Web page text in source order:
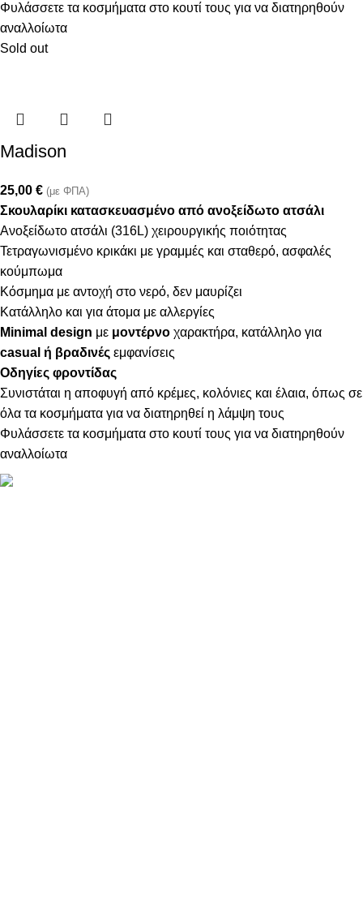
Φυλάσσετε τα κοσμήματα στο κουτί τους για να διατηρηθούν
αναλλοίωτα
Sold out
Madison
25,00 € (με ΦΠΑ)
Σκουλαρίκι κατασκευασμένο από ανοξείδωτο ατσάλι
Ανοξείδωτο ατσάλι (316L) χειρουργικής ποιότητας
Τετραγωνισμένο κρικάκι με γραμμές και σταθερό, ασφαλές
κούμπωμα
Κόσμημα με αντοχή στο νερό, δεν μαυρίζει
Κατάλληλο και για άτομα με αλλεργίες
Minimal design με μοντέρνο χαρακτήρα, κατάλληλο για
casual ή βραδινές εμφανίσεις
Οδηγίες φροντίδας
Συνιστάται η αποφυγή από κρέμες, κολόνιες και έλαια, όπως σε
όλα τα κοσμήματα για να διατηρηθεί η λάμψη τους
Φυλάσσετε τα κοσμήματα στο κουτί τους για να διατηρηθούν
αναλλοίωτα